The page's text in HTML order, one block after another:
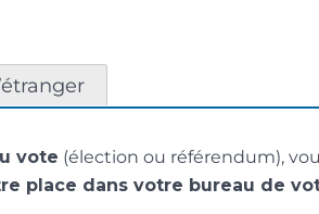
vote (élection ou référendum),
place dans votre bureau de